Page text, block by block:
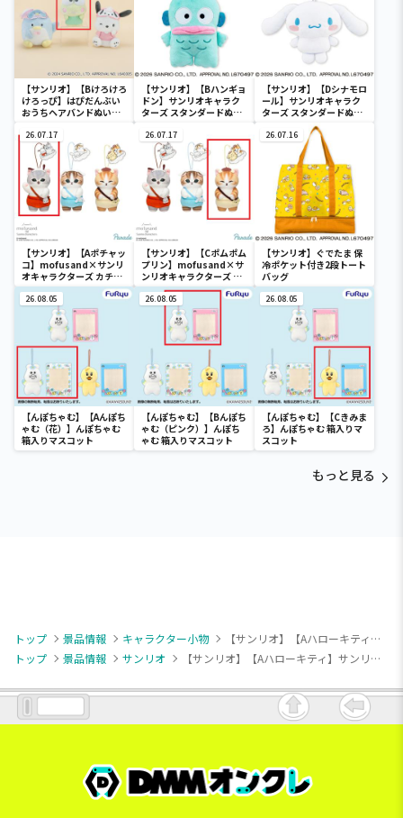
【サンリオ】【Bけろけろ
けろっぴ】はぴだんぶい
おうちヘアバンドぬいぐ
【サンリオ】【Bハンギョ
ドン】サンリオキャラク
ターズ スタンダードぬい
ース
【サンリオ】【Dシナモロ
ール】サンリオキャラク
ターズ スタンダードぬい
ぐるみリール付きパスケ
ース
26.07.17
【サンリオ】【Aポチャッ
コ】mofusand×サンリ
オキャラクターズ カチュ
ーシャマスコット②
26.07.17
【サンリオ】【Cポムポム
プリン】mofusand×サ
ンリオキャラクターズ カ
チューシャマスコット②
26.07.16
【サンリオ】ぐでたま 保
冷ポケット付き2段トート
バッグ
26.08.05
【んぽちゃむ】【Aんぽち
ゃむ（花）】んぽちゃむ
箱入りマスコット
26.08.05
【んぽちゃむ】【Bんぽち
ゃむ（ピンク）】んぽち
ゃむ 箱入りマスコット
26.08.05
【んぽちゃむ】【Cきみま
ろ】んぽちゃむ 箱入りマ
スコット
もっと見る
トップ 景品情報 キャラクター小物
【サンリオ】【Aハローキティ】サンリオキャラクターズ うきわでフロートマスコット
トップ
景品情報 サンリオ 【サンリオ】【Aハローキティ】サンリオキャラクターズ うきわでフロートマスコット